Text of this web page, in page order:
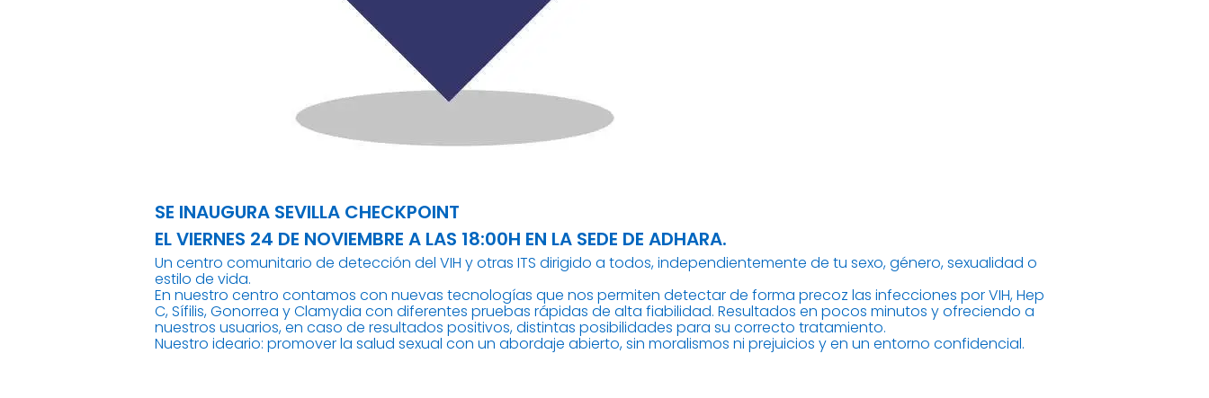
SE INAUGURA SEVILLA CHECKPOINT
EL VIERNES 24 DE NOVIEMBRE A LAS 18:00H EN LA SEDE DE ADHARA.
Un centro comunitario de detección del VIH y otras ITS dirigido a todos, independientemente de tu sexo, género, sexualidad o
estilo de vida.
En nuestro centro contamos con nuevas tecnologías que nos permiten detectar de forma precoz las infecciones por VIH, Hep
C, Sífilis, Gonorrea y Clamydia con diferentes pruebas rápidas de alta fiabilidad. Resultados en pocos minutos y ofreciendo a
nuestros usuarios, en caso de resultados positivos, distintas posibilidades para su correcto tratamiento.
Nuestro ideario: promover la salud sexual con un abordaje abierto, sin moralismos ni prejuicios y en un entorno confidencial.